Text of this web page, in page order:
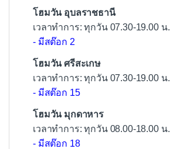
โฮมวัน อุบลราชธานี
เวลาทำการ: ทุกวัน 07.30-19.00 น.
- มีสต๊อก 2
โฮมวัน ศรีสะเกษ
เวลาทำการ: ทุกวัน 07.30-19.00 น.
- มีสต๊อก 15
โฮมวัน มุกดาหาร
เวลาทำการ: ทุกวัน 08.00-18.00 น.
- มีสต๊อก 18